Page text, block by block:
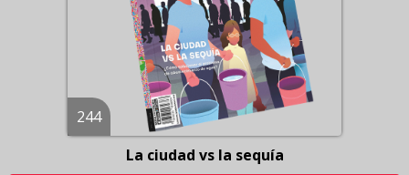
244
La ciudad vs la sequía